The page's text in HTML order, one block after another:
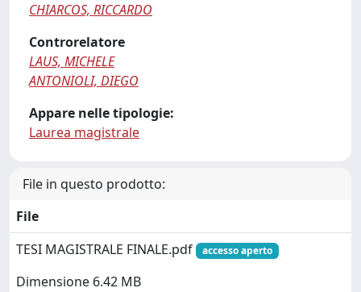
CHIARCOS, RICCARDO
Controrelatore
LAUS, MICHELE
ANTONIOLI, DIEGO
Appare nelle tipologie:
Laurea magistrale
File in questo prodotto:
File
TESI MAGISTRALE FINALE.pdf
accesso aperto
Dimensione 6.42 MB